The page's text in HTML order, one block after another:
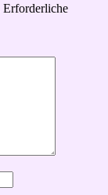
Erforderliche